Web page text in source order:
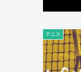
テニス